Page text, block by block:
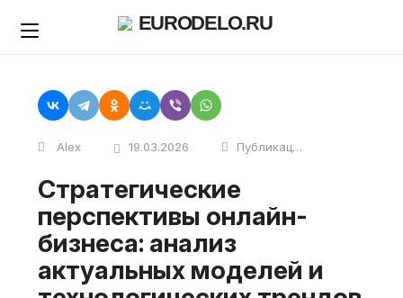
EURODELO.RU
Alex 19.03.2026 Публикации
Стратегические
перспективы онлайн-
бизнеса: анализ
актуальных моделей и